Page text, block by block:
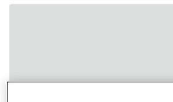
Más info